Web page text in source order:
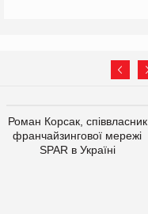
Роман Корсак, співвласник
франчайзингової мережі
SPAR в Україні